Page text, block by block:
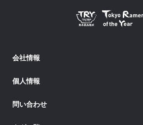
会社情報
個人情報
問い合わせ